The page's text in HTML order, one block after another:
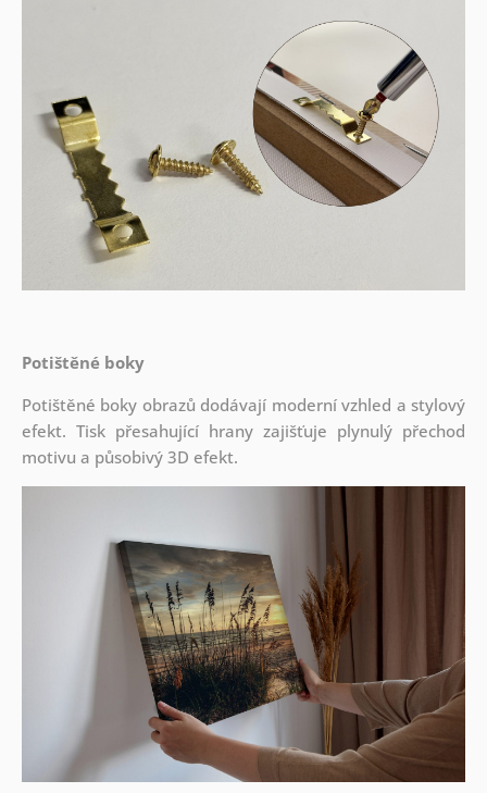
Potištěné boky
Potištěné boky obrazů dodávají moderní vzhled a stylový
efekt. Tisk přesahující hrany zajišťuje plynulý přechod
motivu a působivý 3D efekt.